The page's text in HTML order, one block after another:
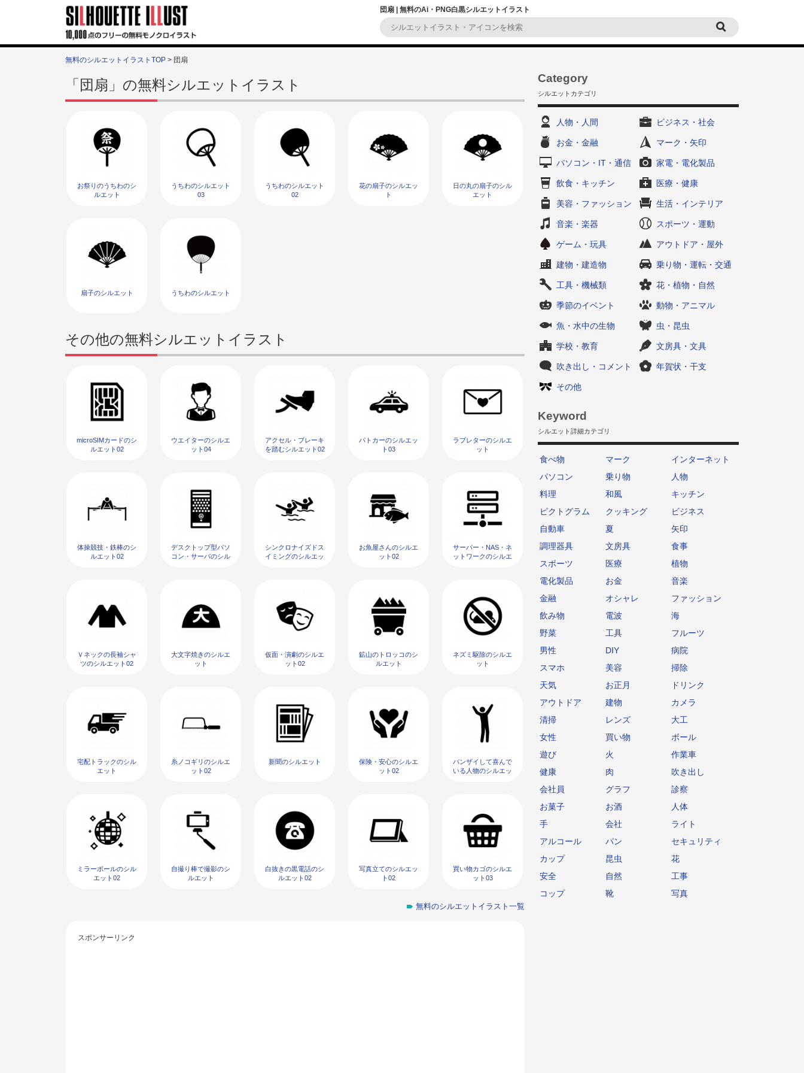
団扇 | 無料のAi・PNG白黒シルエットイラスト
無料のシルエットイラストTOP > 団扇
「団扇」の無料シルエットイラスト
お祭りのうちわのシ
ルエット
うちわのシルエット
03
うちわのシルエット
02
花の扇子のシルエッ
ト
日の丸の扇子のシル
エット
扇子のシルエット うちわのシルエット
その他の無料シルエットイラスト
microSIMカードのシ
ルエット02
ウエイターのシルエ
ット04
アクセル・ブレーキ
を踏むシルエット02
パトカーのシルエッ
ト03
ラブレターのシルエ
ット
体操競技・鉄棒のシ
ルエット02
デスクトップ型パソ
コン・サーバのシル
シンクロナイズドス
イミングのシルエッ
お魚屋さんのシルエ
ット02
サーバー・NAS・ネ
ットワークのシルエ
Ｖネックの長袖シャ
ツのシルエット02
大文字焼きのシルエ
ット
仮面・演劇のシルエ
ット02
鉱山のトロッコのシ
ルエット
ネズミ駆除のシルエ
ット
宅配トラックのシル
エット
糸ノコギリのシルエ
ット02
新聞のシルエット
保険・安心のシルエ
ット02
バンザイして喜んで
いる人物のシルエッ
ミラーボールのシル
エット02
自撮り棒で撮影のシ
ルエット
白抜きの黒電話のシ
ルエット02
写真立てのシルエッ
ト02
買い物カゴのシルエ
ット03
無料のシルエットイラスト一覧
スポンサーリンク
Category
シルエットカテゴリ
人物・人間 ビジネス・社会
お金・金融 マーク・矢印
パソコン・IT・通信 家電・電化製品
飲食・キッチン 医療・健康
美容・ファッション 生活・インテリア
音楽・楽器 スポーツ・運動
ゲーム・玩具 アウトドア・屋外
建物・建造物 乗り物・運転・交通
工具・機械類 花・植物・自然
季節のイベント 動物・アニマル
魚・水中の生物 虫・昆虫
学校・教育 文房具・文具
吹き出し・コメント 年賀状・干支
その他
Keyword
シルエット詳細カテゴリ
食べ物 マーク
インターネット
パソコン
乗り物
人物
料理
和風
キッチン
ピクトグラム
クッキング
ビジネス
自動車
夏
矢印
調理器具
文房具
食事
スポーツ
医療
植物
電化製品
お金
音楽
金融
オシャレ
ファッション
飲み物
電波
海
野菜
工具
フルーツ
男性
DIY
病院
スマホ
美容
掃除
天気
お正月
ドリンク
アウトドア
建物
カメラ
清掃
レンズ
大工
女性
買い物
ボール
遊び
火
作業車
健康
肉
吹き出し
会社員
グラフ
診察
お菓子
お酒
人体
手
会社
ライト
アルコール
パン
セキュリティ
カップ
昆虫
花
安全
自然
工事
コップ
靴 写真